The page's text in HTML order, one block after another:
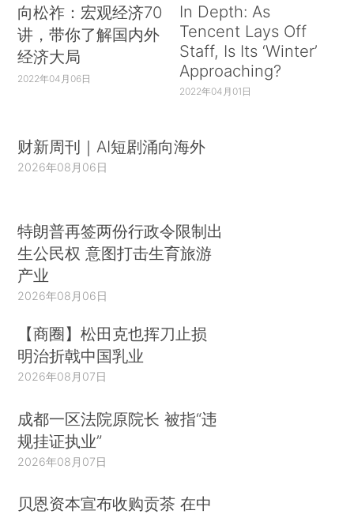
向松祚：宏观经济70
讲，带你了解国内外
经济大局
2022年04月06日
In Depth: As
Tencent Lays Off
Staff, Is Its ‘Winter’
Approaching?
2022年04月01日
财新周刊｜AI短剧涌向海外
2026年08月06日
特朗普再签两份行政令限制出
生公民权 意图打击生育旅游
产业
2026年08月06日
【商圈】松田克也挥刀止损
明治折戟中国乳业
2026年08月07日
成都一区法院原院长 被指“违
规挂证执业”
2026年08月07日
贝恩资本宣布收购贡茶 在中